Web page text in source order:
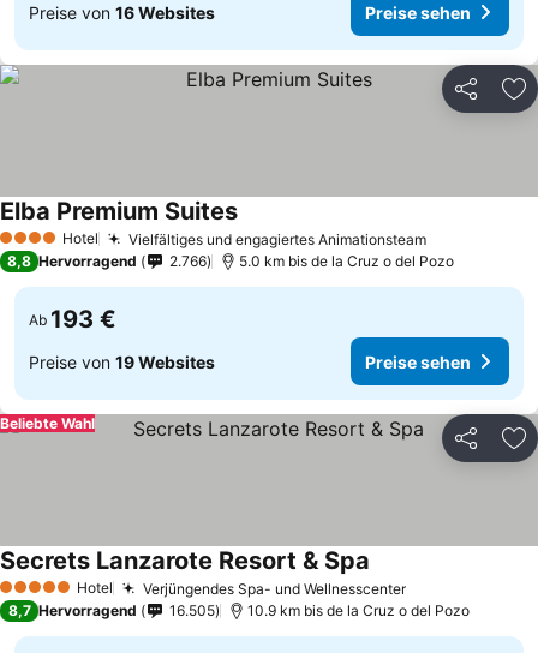
Preise von 16 Websites Preise sehen
Teilen
4 Sterne Hotel Vielfältiges und engagiertes Animationsteam
Elba Premium Suites
8,8 Hervorragend 2.766 5.0 km bis de la Cruz o del Pozo
Ab 193 €
Preise von 19 Websites Preise sehen
Teilen
Beliebte Wahl
5 Sterne Hotel Verjüngendes Spa- und Wellnesscenter
Secrets Lanzarote Resort & Spa
8,7 Hervorragend 16.505 10.9 km bis de la Cruz o del Pozo